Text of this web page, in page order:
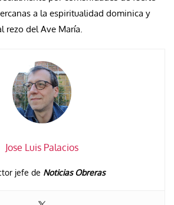
a la espiritualidad dominica y
rezo del Ave María.
Jose Luis Palacios
jefe de Noticias Obreras